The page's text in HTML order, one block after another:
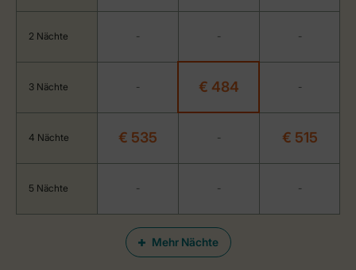
Mehr Nächte
2 Nächte - - -
3 Nächte - € 484 -
4 Nächte € 535 - € 515
5 Nächte - - -